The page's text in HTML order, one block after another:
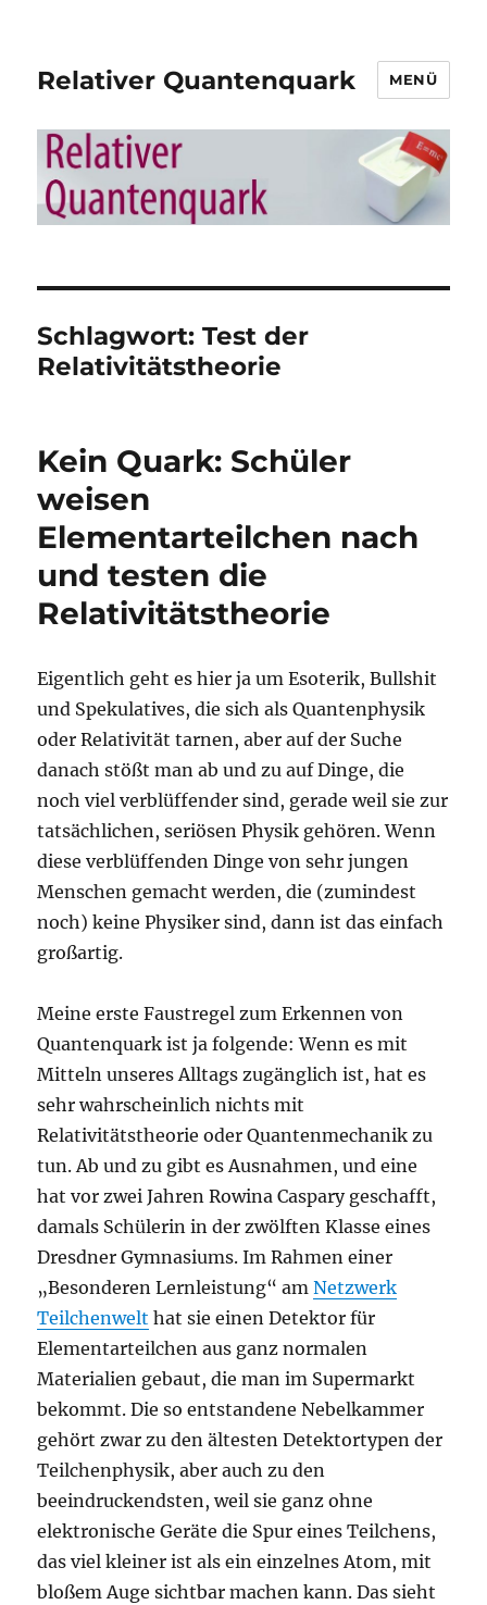
Relativer Quantenquark MENÜ
Schlagwort:Test der
Relativitätstheorie
Kein Quark: Schüler
weisen
Elementarteilchen nach
und testen die
Relativitätstheorie
Eigentlich geht es hier ja um Esoterik, Bullshit
und Spekulatives, die sich als Quantenphysik
oder Relativität tarnen, aber auf der Suche
danach stößt man ab und zu auf Dinge, die
noch viel verblüffender sind, gerade weil sie zur
tatsächlichen, seriösen Physik gehören. Wenn
diese verblüffenden Dinge von sehr jungen
Menschen gemacht werden, die (zumindest
noch) keine Physiker sind, dann ist das einfach
großartig.
Meine erste Faustregel zum Erkennen von
Quantenquark ist ja folgende: Wenn es mit
Mitteln unseres Alltags zugänglich ist, hat es
sehr wahrscheinlich nichts mit
Relativitätstheorie oder Quantenmechanik zu
tun. Ab und zu gibt es Ausnahmen, und eine
hat vor zwei Jahren Rowina Caspary geschafft,
damals Schülerin in der zwölften Klasse eines
Dresdner Gymnasiums. Im Rahmen einer
„Besonderen Lernleistung“ amNetzwerk
Teilchenwelt hat sie einen Detektor für
Elementarteilchen aus ganz normalen
Materialien gebaut, die man im Supermarkt
bekommt. Die so entstandene Nebelkammer
gehört zwar zu den ältesten Detektortypen der
Teilchenphysik, aber auch zu den
beeindruckendsten, weil sie ganz ohne
elektronische Geräte die Spur eines Teilchens,
das viel kleiner ist als ein einzelnes Atom, mit
bloßem Auge sichtbar machen kann. Das sieht